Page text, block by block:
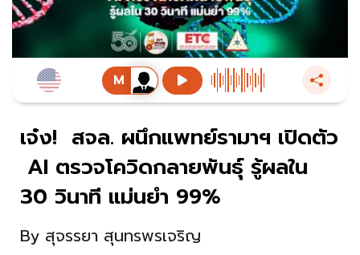
เจ๋ง! สจล. ผนึกแพทย์รามาฯ เปิดตัว
AI ตรวจโควิดกลายพันธุ์ รู้ผลใน
30 วินาที แม่นยำ 99%
By สุจรรยา สุนทรพรเจริญ